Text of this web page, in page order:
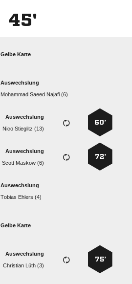
45'
Gelbe Karte
Auswechslung
   
60’
Auswechslung
  
72’
Auswechslung
  
Auswechslung
  
Gelbe Karte
75’
Auswechslung
  